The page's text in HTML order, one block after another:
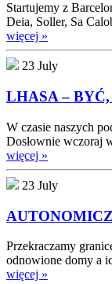
Startujemy z
Deia, Soller, Sa
więcej »
23 July
LHASA – BYĆ,
W czasie naszych
Dosłownie wczoraj
więcej »
23 July
Przekraczamy
odnowione domy a
więcej »